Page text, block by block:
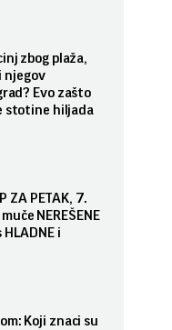
zbog plaža,
njegov
Evo zašto
stotine hiljada
ZA PETAK, 7.
NEREŠENE
i
Koji znaci su